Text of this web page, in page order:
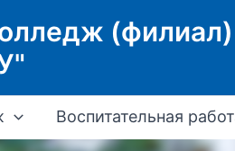
(филиал)
Воспитательная